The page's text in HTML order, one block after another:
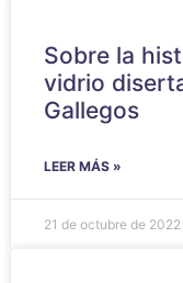
Sobre la
vidrio
Gallegos
LEER MÁS »
21 de octubre de 2022